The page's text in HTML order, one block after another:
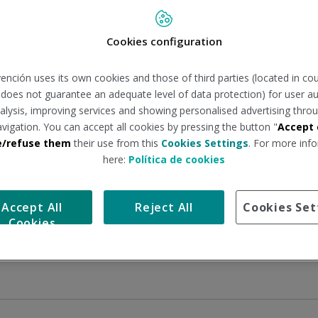
del personal
de riesgos laborales
Cookies configuration
uses its own cookies and those of third parties (located in
not guarantee an adequate level of data protection) for user
improving services and showing personalised advertising
You can accept all cookies by pressing the button "Accept
refuse them their use from this Cookies Settings. For more
here: Política de cookies
Cookies
Reject All
Accept All
Cookies